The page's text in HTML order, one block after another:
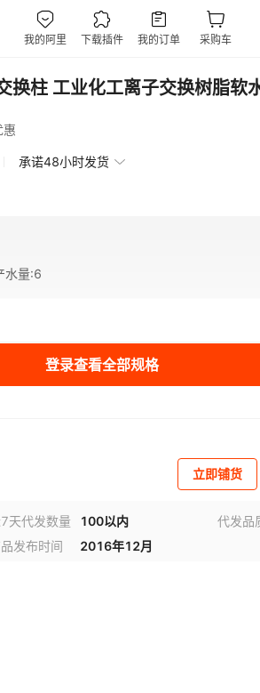
换柱 工业化工离子交换树脂软
惠
承诺48小时发货
水量:6
登录查看全部规格
立即铺货
天代发数量 100以内 代发品
发布时间
2016年12月